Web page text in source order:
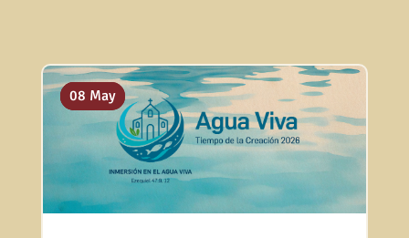
10 Jul
20 May
08 May